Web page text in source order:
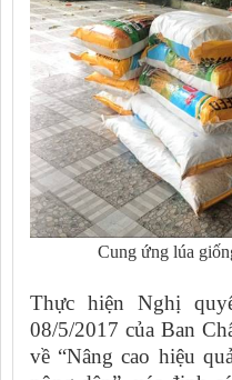
Cung ứng lúa
Thực hiện Nghị
08/5/2017 của Ban
về “Nâng cao hiệu